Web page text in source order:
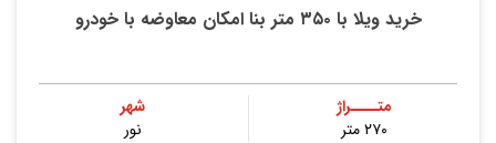
خرید ویلا با ۳۵۰ متر بنا امکان معاوضه با خودرو
متــــراژ
۲۷۰ متر
شهر
نور